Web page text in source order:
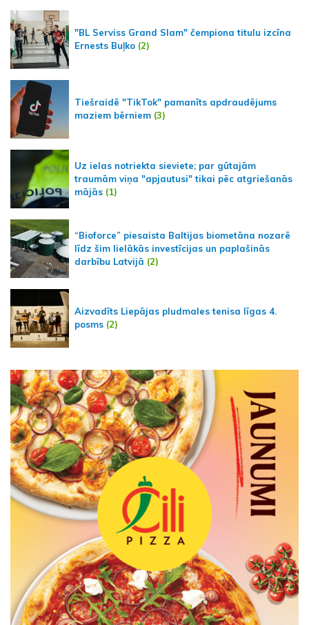
"BL Serviss Grand Slam" čempiona titulu izcīna
Ernests Buļko (2)
Tiešraidē "TikTok" pamanīts apdraudējums
maziem bērniem (3)
Uz ielas notriekta sieviete; par gūtajām
traumām viņa "apjautusi" tikai pēc atgriešanās
mājās (1)
“Bioforce” piesaista Baltijas biometāna nozarē
līdz šim lielākās investīcijas un paplašinās
darbību Latvijā (2)
Aizvadīts Liepājas pludmales tenisa līgas 4.
posms (2)